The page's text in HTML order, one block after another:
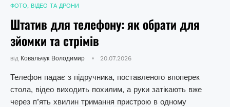
ФОТО, ВІДЕО ТА ДРОНИ
Штатив для телефону: як обрати для
зйомки та стрімів
від Ковальчук Володимир 20.07.2026
Телефон падає з підручника, поставленого впоперек
стола, відео виходить похилим, а руки затікають вже
через п’ять хвилин тримання пристрою в одному